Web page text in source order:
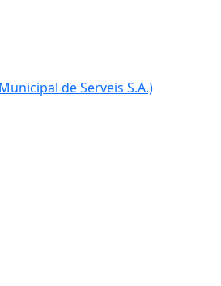
de Serveis S.A.)